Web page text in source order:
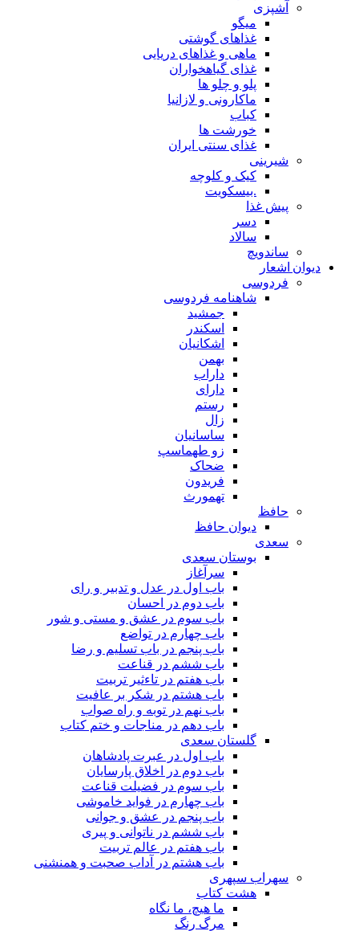
آشپزی
میگو
غذاهای گوشتی
ماهی و غذاهای دریایی
غذای گیاهخواران
پلو و چلو ها
ماکارونی و لازانیا
کباب
خورشت ها
غذای سنتی ایران
شیرینی
کیک و کلوچه
.بیسکویت
پیش غذا
دسر
سالاد
ساندویچ
دیوان اشعار
فردوسی
شاهنامه فردوسی
جمشید
اسکندر
اشکانیان
بهمن
داراب
دارای
رستم
زال
ساسانیان
زو طهماسپ‏
ضحاک
فریدون
تهمورث
حافظ
دیوان حافظ
سعدی
بوستان سعدی
سرآغاز
باب اول در عدل و تدبیر و رای
باب دوم در احسان
باب سوم در عشق و مستی و شور
باب چهارم در تواضع
باب پنجم در باب تسلیم و رضا
باب ششم در قناعت
باب هفتم در تاءثیر تربیت
باب هشتم در شکر بر عافیت
باب نهم در توبه و راه صواب
باب دهم در مناجات و ختم کتاب
گلستان سعدی
باب اول در عبرت پادشاهان
باب دوم در اخلاق پارسایان
باب سوم در فضیلت قناعت
باب چهارم در فواید خاموشى
باب پنجم در عشق و جوانى
باب ششم در ناتوانى و پیرى
باب هفتم در عالم تربیت
باب هشتم در آداب صحبت و همنشنى
سهراب سپهری
هشت کتاب
ما هیچ، ما نگاه
مرگ رنگ